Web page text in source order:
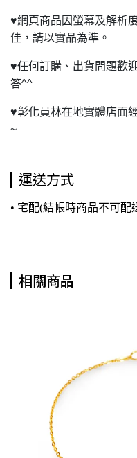
♥網頁商品因螢幕及解析
佳，請以實品為準。
♥任何訂購、出貨問題歡
答^^
♥彰化員林在地實體店面
~
運送方式
• 宅配(結帳時商品不可
相關商品